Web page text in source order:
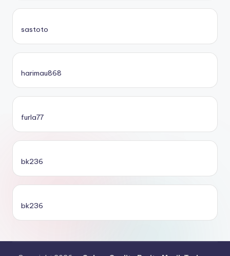
sastoto
harimau868
furla77
bk236
bk236